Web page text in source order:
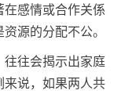
感情或合作关係
源的分配不公。
往往会揭示出家庭
来说，如果两人共